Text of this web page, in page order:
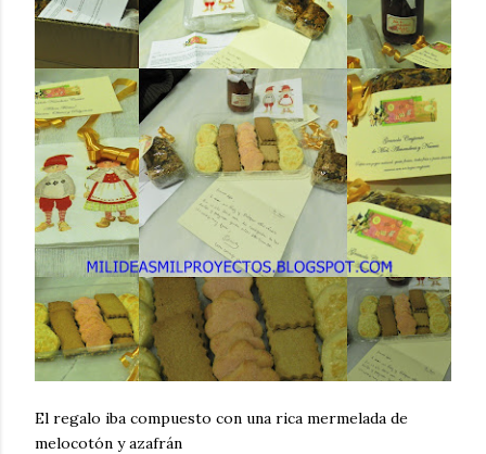
El regalo iba compuesto con una rica mermelada de
melocotón y azafrán